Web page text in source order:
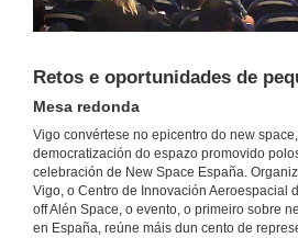
Retos e oportunidades de
Mesa redonda
Vigo convértese no epicentro do new
democratización do espazo promovido
celebración de New Space España.
Vigo, o Centro de Innovación Aeroespacial
off Alén Space, o evento, o primeiro sobre
en España, reúne máis dun cento de
29 de nov. de 2018
Ecosistema